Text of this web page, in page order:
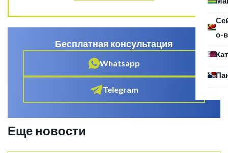
о-
Бесплатная консультация
Whatsapp
Telegram
Еще новости